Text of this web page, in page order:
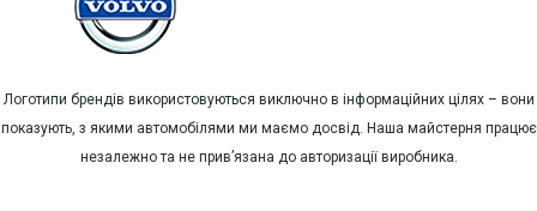
Логотипи брендів використовуються виключно в інформаційних цілях – вони
показують, з якими автомобілями ми маємо досвід. Наша майстерня працює
незалежно та не прив’язана до авторизації виробника.